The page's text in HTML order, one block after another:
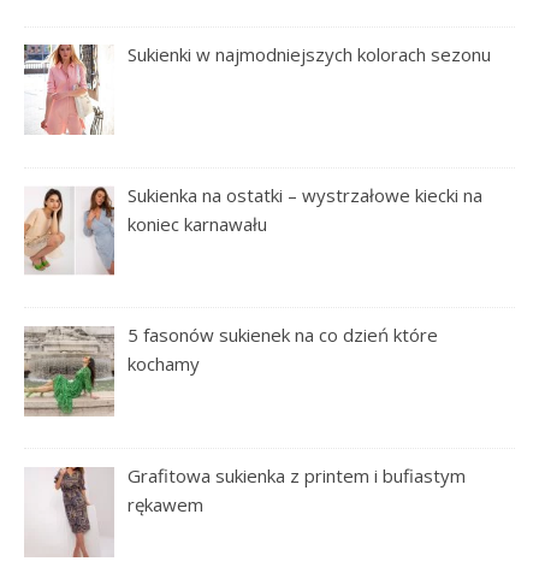
Sukienki w najmodniejszych kolorach sezonu
Sukienka na ostatki – wystrzałowe kiecki na
koniec karnawału
5 fasonów sukienek na co dzień które
kochamy
Grafitowa sukienka z printem i bufiastym
rękawem